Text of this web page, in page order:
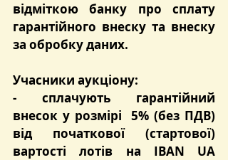
відміткою банку про сплату
гарантійного внеску та внеску
за обробку даних.
Учасники аукціону:
- сплачують гарантійний
внесок у розмірі 5% (без ПДВ)
від початкової (стартової)
вартості лотів на